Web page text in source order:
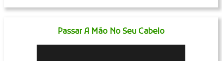
Passar A Mão No Seu Cabelo